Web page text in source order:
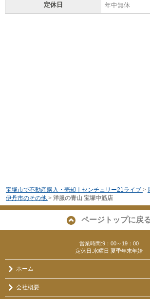
定休日 年中無休
宝塚市で不動産購入・売却｜センチュリー21ライブ >
伊丹市のその他 > 洋服の青山 宝塚中筋店
ページトップに戻
営業時間:9：00～19：00
定休日:水曜日 夏季年末年始
ホーム
会社概要